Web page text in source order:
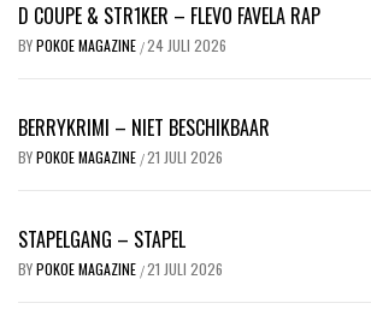
D COUPE & STR1KER – FLEVO FAVELA RAP
BYPOKOE MAGAZINE /24 JULI 2026
BERRYKRIMI – NIET BESCHIKBAAR
BYPOKOE MAGAZINE /21 JULI 2026
STAPELGANG – STAPEL
BYPOKOE MAGAZINE /21 JULI 2026